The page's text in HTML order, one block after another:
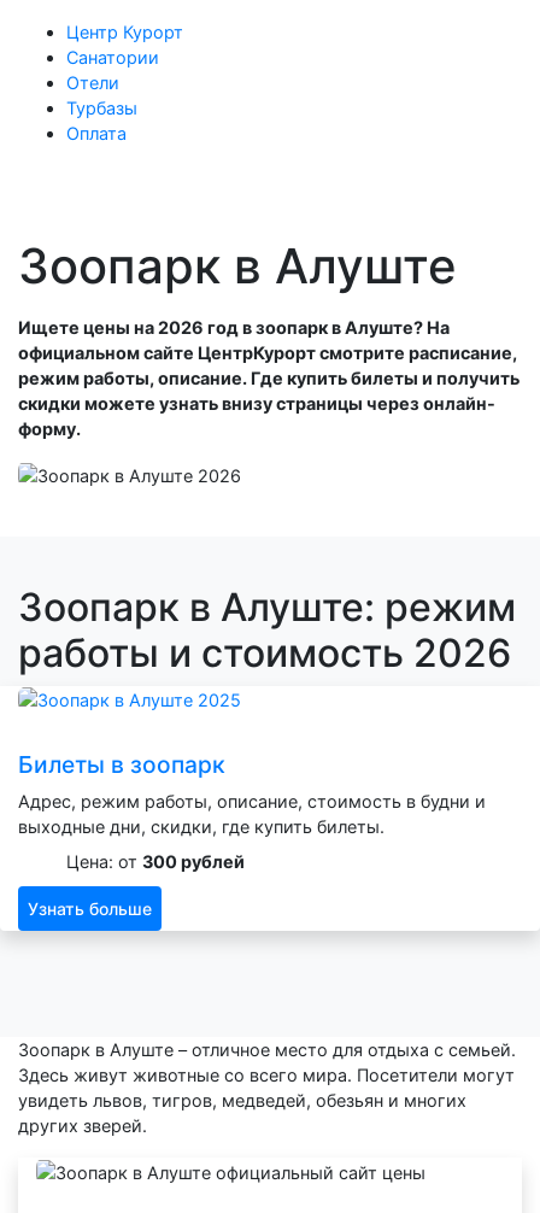
Центр Курорт
Санатории
Отели
Турбазы
Оплата
Зоопарк в Алуште
Ищете цены на 2026 год в зоопарк в Алуште? На
официальном сайте ЦентрКурорт смотрите расписание,
режим работы, описание. Где купить билеты и получить
скидки можете узнать внизу страницы через онлайн-
форму.
Зоопарк в Алуште: режим
работы и стоимость 2026
Билеты в зоопарк
Адрес, режим работы, описание, стоимость в будни и
выходные дни, скидки, где купить билеты.
Цена: от 300 рублей
Узнать больше
Зоопарк в Алуште – отличное место для отдыха с семьей.
Здесь живут животные со всего мира. Посетители могут
увидеть львов, тигров, медведей, обезьян и многих
других зверей.